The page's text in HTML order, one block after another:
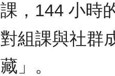
課，144 小時
對組課與社群
藏」。